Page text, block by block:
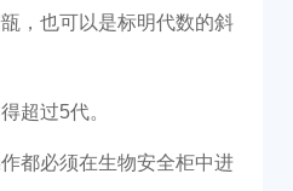
，也可以是标明代数的斜
超过5代。
都必须在生物安全柜中进